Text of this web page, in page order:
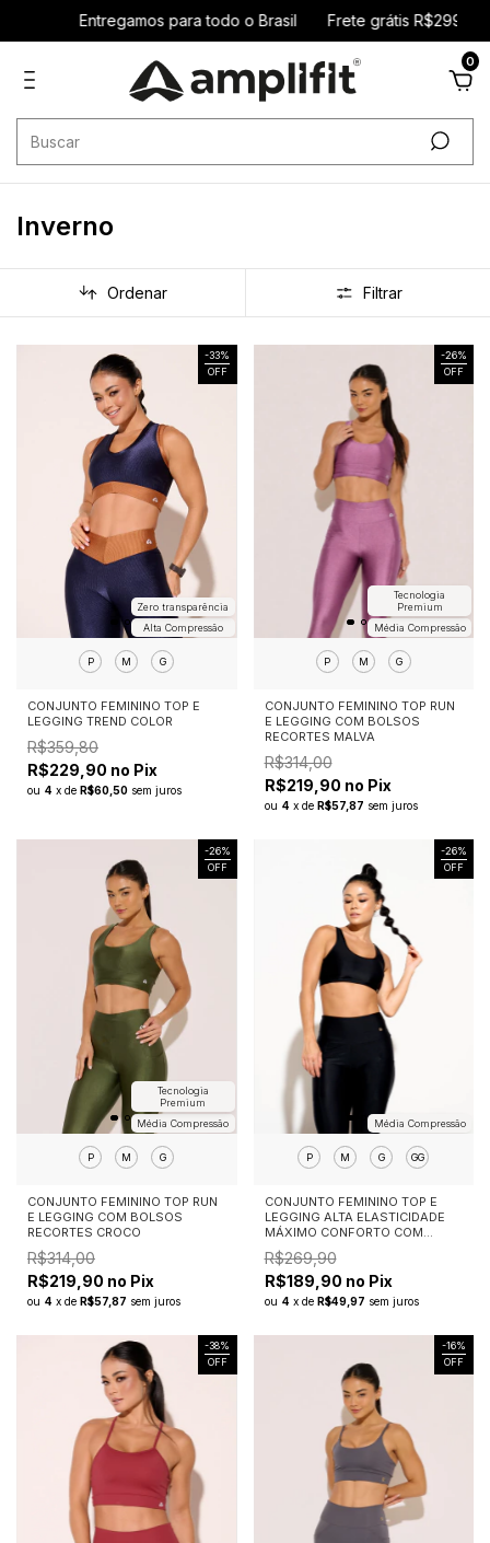
para todo o Brasil Frete grátis R$299 sudeste / R$399
0
Inverno
Ordenar Filtrar
-33%
OFF
Alta Compressão
Zero transparência
P M G
CONJUNTO FEMININO TOP E
LEGGING TREND COLOR
R$359,80
R$229,90 no Pix
ou 4 x de R$60,50 sem juros
-26%
OFF
Média Compressão
Tecnologia
Premium
P M G
CONJUNTO FEMININO TOP RUN
E LEGGING COM BOLSOS
RECORTES MALVA
R$314,00
R$219,90 no Pix
ou 4 x de R$57,87 sem juros
-26%
OFF
Média Compressão
Tecnologia
Premium
P M G
CONJUNTO FEMININO TOP RUN
E LEGGING COM BOLSOS
RECORTES CROCO
R$314,00
R$219,90 no Pix
ou 4 x de R$57,87 sem juros
-26%
OFF
Média Compressão
P M G GG
CONJUNTO FEMININO TOP E
LEGGING ALTA ELASTICIDADE
MÁXIMO CONFORTO COM
BOLSOS ESSENTIAL FLEX
R$269,90
R$189,90 no Pix
ou 4 x de R$49,97 sem juros
-38%
OFF
-16%
OFF